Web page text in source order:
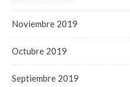
Noviembre 2019
Octubre 2019
Septiembre 2019